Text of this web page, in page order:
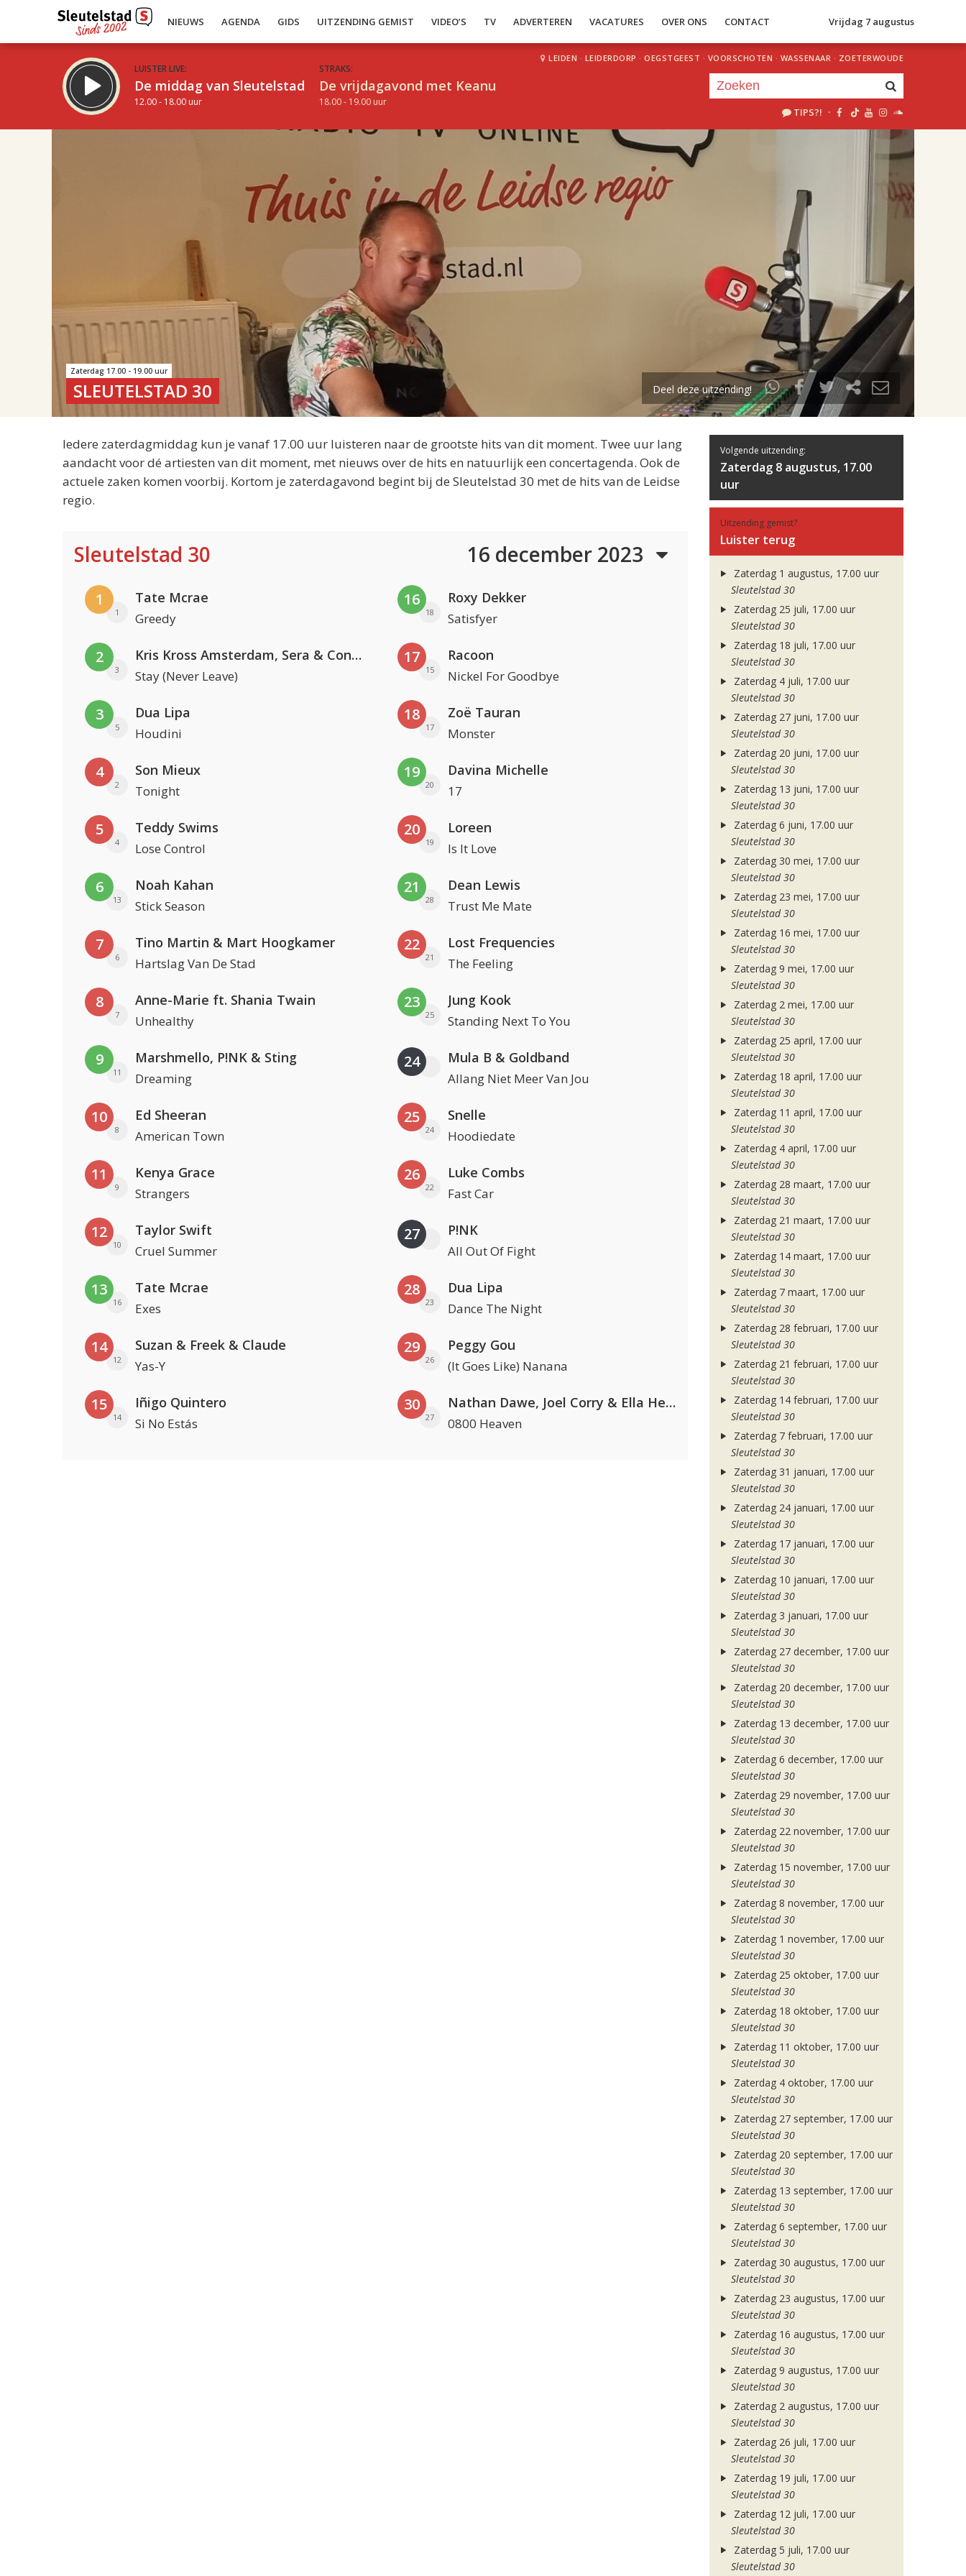
NIEUWS AGENDA GIDS UITZENDING GEMIST VIDEO’S TV ADVERTEREN VACATURES OVER ONS CONTACT Vrijdag 7 augustus
LUISTER LIVE:
De middag van Sleutelstad
12.00 - 18.00 uur
STRAKS:
De vrijdagavond met Keanu
18.00 - 19.00 uur
LEIDEN · LEIDERDORP · OEGSTGEEST · VOORSCHOTEN · WASSENAAR · ZOETERWOUDE
TIPS?! ·
uur 1 van 2
Volgend uur
Zaterdag 17.00 - 19.00 uur
SLEUTELSTAD 30 Deel deze uitzending!
Iedere zaterdagmiddag kun je vanaf 17.00 uur luisteren naar de grootste hits van dit moment. Twee uur lang
aandacht voor dé artiesten van dit moment, met nieuws over de hits en natuurlijk een concertagenda. Ook de
actuele zaken komen voorbij. Kortom je zaterdagavond begint bij de Sleutelstad 30 met de hits van de Leidse
regio.
Sleutelstad 30 16 december 2023
1
1
Tate Mcrae
Greedy
2
3
Kris Kross Amsterdam, Sera & Conor Maynard
Stay (Never Leave)
3
5
Dua Lipa
Houdini
4
2
Son Mieux
Tonight
5
4
Teddy Swims
Lose Control
6
13
Noah Kahan
Stick Season
7
6
Tino Martin & Mart Hoogkamer
Hartslag Van De Stad
8
7
Anne-Marie ft. Shania Twain
Unhealthy
9
11
Marshmello, P!NK & Sting
Dreaming
10
8
Ed Sheeran
American Town
11
9
Kenya Grace
Strangers
12
10
Taylor Swift
Cruel Summer
13
16
Tate Mcrae
Exes
14
12
Suzan & Freek & Claude
Yas-Y
15
14
Iñigo Quintero
Si No Estás
16
18
Roxy Dekker
Satisfyer
17
15
Racoon
Nickel For Goodbye
18
17
Zoë Tauran
Monster
19
20
Davina Michelle
17
20
19
Loreen
Is It Love
21
28
Dean Lewis
Trust Me Mate
22
21
Lost Frequencies
The Feeling
23
25
Jung Kook
Standing Next To You
24 Mula B & Goldband
Allang Niet Meer Van Jou
25
24
Snelle
Hoodiedate
26
22
Luke Combs
Fast Car
27 P!NK
All Out Of Fight
28
23
Dua Lipa
Dance The Night
29
26
Peggy Gou
(It Goes Like) Nanana
30
27
Nathan Dawe, Joel Corry & Ella Henderson
0800 Heaven
Volgende uitzending:
Zaterdag 8 augustus, 17.00
uur
Uitzending gemist?
Luister terug
Zaterdag 1 augustus, 17.00 uur
Sleutelstad 30
Zaterdag 25 juli, 17.00 uur
Sleutelstad 30
Zaterdag 18 juli, 17.00 uur
Sleutelstad 30
Zaterdag 4 juli, 17.00 uur
Sleutelstad 30
Zaterdag 27 juni, 17.00 uur
Sleutelstad 30
Zaterdag 20 juni, 17.00 uur
Sleutelstad 30
Zaterdag 13 juni, 17.00 uur
Sleutelstad 30
Zaterdag 6 juni, 17.00 uur
Sleutelstad 30
Zaterdag 30 mei, 17.00 uur
Sleutelstad 30
Zaterdag 23 mei, 17.00 uur
Sleutelstad 30
Zaterdag 16 mei, 17.00 uur
Sleutelstad 30
Zaterdag 9 mei, 17.00 uur
Sleutelstad 30
Zaterdag 2 mei, 17.00 uur
Sleutelstad 30
Zaterdag 25 april, 17.00 uur
Sleutelstad 30
Zaterdag 18 april, 17.00 uur
Sleutelstad 30
Zaterdag 11 april, 17.00 uur
Sleutelstad 30
Zaterdag 4 april, 17.00 uur
Sleutelstad 30
Zaterdag 28 maart, 17.00 uur
Sleutelstad 30
Zaterdag 21 maart, 17.00 uur
Sleutelstad 30
Zaterdag 14 maart, 17.00 uur
Sleutelstad 30
Zaterdag 7 maart, 17.00 uur
Sleutelstad 30
Zaterdag 28 februari, 17.00 uur
Sleutelstad 30
Zaterdag 21 februari, 17.00 uur
Sleutelstad 30
Zaterdag 14 februari, 17.00 uur
Sleutelstad 30
Zaterdag 7 februari, 17.00 uur
Sleutelstad 30
Zaterdag 31 januari, 17.00 uur
Sleutelstad 30
Zaterdag 24 januari, 17.00 uur
Sleutelstad 30
Zaterdag 17 januari, 17.00 uur
Sleutelstad 30
Zaterdag 10 januari, 17.00 uur
Sleutelstad 30
Zaterdag 3 januari, 17.00 uur
Sleutelstad 30
Zaterdag 27 december, 17.00 uur
Sleutelstad 30
Zaterdag 20 december, 17.00 uur
Sleutelstad 30
Zaterdag 13 december, 17.00 uur
Sleutelstad 30
Zaterdag 6 december, 17.00 uur
Sleutelstad 30
Zaterdag 29 november, 17.00 uur
Sleutelstad 30
Zaterdag 22 november, 17.00 uur
Sleutelstad 30
Zaterdag 15 november, 17.00 uur
Sleutelstad 30
Zaterdag 8 november, 17.00 uur
Sleutelstad 30
Zaterdag 1 november, 17.00 uur
Sleutelstad 30
Zaterdag 25 oktober, 17.00 uur
Sleutelstad 30
Zaterdag 18 oktober, 17.00 uur
Sleutelstad 30
Zaterdag 11 oktober, 17.00 uur
Sleutelstad 30
Zaterdag 4 oktober, 17.00 uur
Sleutelstad 30
Zaterdag 27 september, 17.00 uur
Sleutelstad 30
Zaterdag 20 september, 17.00 uur
Sleutelstad 30
Zaterdag 13 september, 17.00 uur
Sleutelstad 30
Zaterdag 6 september, 17.00 uur
Sleutelstad 30
Zaterdag 30 augustus, 17.00 uur
Sleutelstad 30
Zaterdag 23 augustus, 17.00 uur
Sleutelstad 30
Zaterdag 16 augustus, 17.00 uur
Sleutelstad 30
Zaterdag 9 augustus, 17.00 uur
Sleutelstad 30
Zaterdag 2 augustus, 17.00 uur
Sleutelstad 30
Zaterdag 26 juli, 17.00 uur
Sleutelstad 30
Zaterdag 19 juli, 17.00 uur
Sleutelstad 30
Zaterdag 12 juli, 17.00 uur
Sleutelstad 30
Zaterdag 5 juli, 17.00 uur
Sleutelstad 30